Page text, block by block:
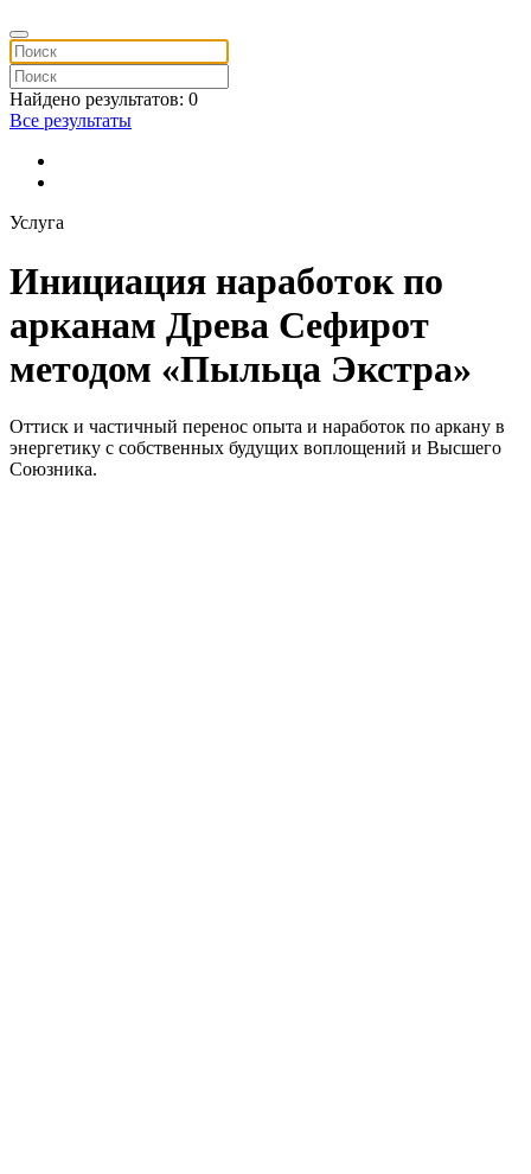
Найдено результатов: 0
Все результаты
Услуга
Инициация наработок по
арканам Древа Сефирот
методом «Пыльца Экстра»
Оттиск и частичный перенос опыта и наработок по аркану в
энергетику с собственных будущих воплощений и Высшего
Союзника.